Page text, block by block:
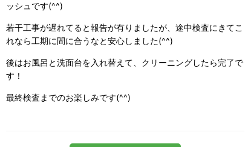
ッシュです(^^)
若干工事が遅れてると報告が有りましたが、途中検査にきてこ
れなら工期に間に合うなと安心しました(^^)
後はお風呂と洗面台を入れ替えて、クリーニングしたら完了で
す！
最終検査までのお楽しみです(^^)